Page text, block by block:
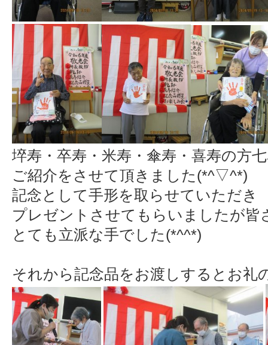
埣寿・卒寿・米寿・傘寿・喜寿の方
ご紹介をさせて頂きました(*^▽^*)
記念として手形を取らせていただき
プレゼントさせてもらいましたが皆
とても立派な手でした(*^^*)
それから記念品をお渡しするとお礼